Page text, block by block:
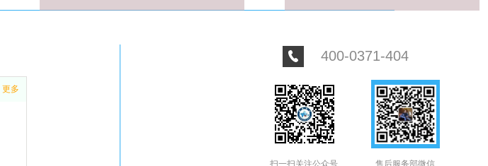
更多
扫一扫关注公众号 售后服务部微信
400-0371-404